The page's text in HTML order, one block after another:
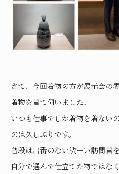
さて、今回着物の方が展示会の
着物を着て伺いました。
いつも仕事でしか着物を着ない
のは久しぶりです。
普段は出番のない渋ーい訪問着
自分で選んで仕立てた物ではな